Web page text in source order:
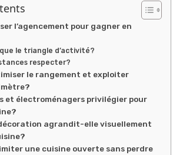
l’agencement pour gagner en
que le triangle d’activité?
respecter?
le rangement et exploiter
et électroménagers privilégier pour
agrandit-elle visuellement
une cuisine ouverte sans perdre